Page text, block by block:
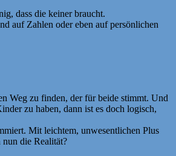
dass die keiner braucht.
auf Zahlen oder eben auf persönlichen
Weg zu finden, der für beide stimmt. Und
zu haben, dann ist es doch logisch,
Mit leichtem, unwesentlichen Plus
nun die Realität?